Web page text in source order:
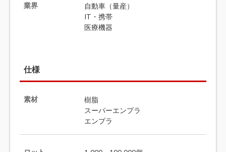
業界
自動車（量産）
IT・携帯
医療機器
仕様
素材
樹脂
スーパーエンプラ
エンプラ